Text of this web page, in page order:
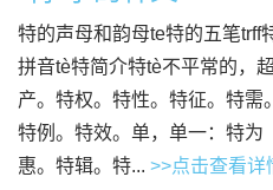
特的声母和韵母te特的五笔trff
拼音tè特简介特tè不平常的，
产。特权。特性。特征。特需
特例。特效。单，单一：特为
惠。特辑。特... >>点击查看详